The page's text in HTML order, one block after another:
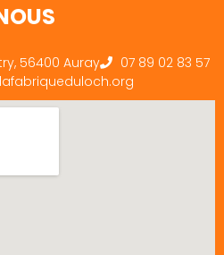
56400 Auray
07 89 02 83 57